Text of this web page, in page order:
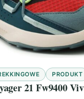
PRODUKT
21 Fw9400